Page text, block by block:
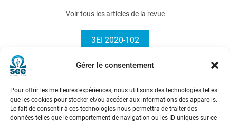
Gérer le consentement
Pour offrir les meilleures expériences, nous utilisons des technologies telles
que les cookies pour stocker et/ou accéder aux informations des appareils.
Le fait de consentir à ces technologies nous permettra de traiter des
données telles que le comportement de navigation ou les ID uniques sur ce
Voir tous les articles de la revue
3EI 2020-102